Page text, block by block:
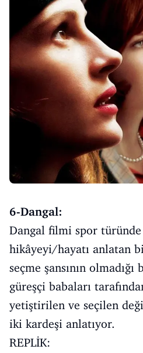
6-Dangal:
Dangal filmi spor
hikâyeyi/hayatı anlatan
seçme şansının
güreşçi babaları
yetiştirilen ve seçilen
iki kardeşi anlatıyor.
REPLİK: